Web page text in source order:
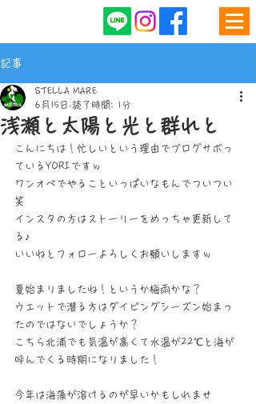
記事
浅瀬と太陽と光と群れと
STELLA MARE
6月15日 読了時間: 1分
こんにちは！忙しいという理由でブログサボっ
ているYORIですｗ
ワンオペでやることいっぱいなもんでついつい
笑
インスタの方はストーリーをめっちゃ更新して
る♪
いいねとフォローよろしくお願いしますｗ
夏始まりましたね！というか梅雨かな？
ウエットで潜る方はダイビングシーズン始まっ
たのではないでしょうか？
こちら北浦でも気温が高くて水温が22℃と海が
呼んでくる時期になりました！
今年は海藻が溶けるのが早いかもしれませ